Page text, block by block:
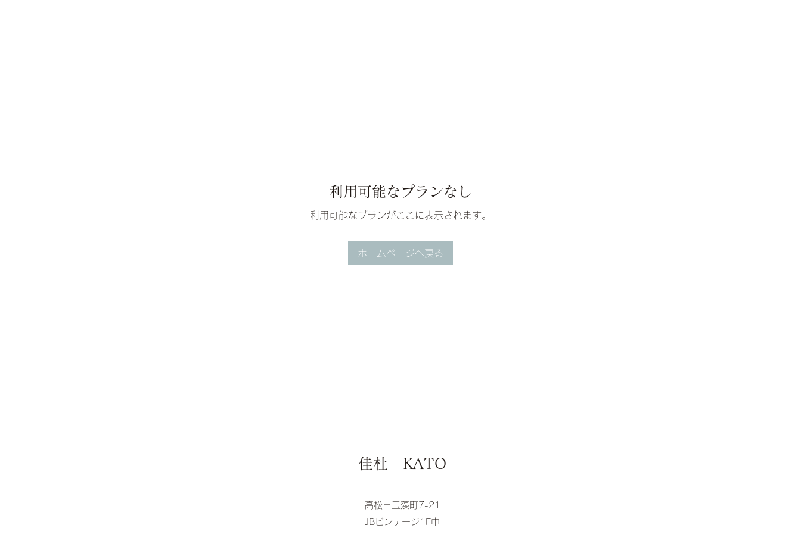
利用可能なプランなし
利用可能なプランがここに表示されます。
ホームページへ戻る
佳杜 KATO
高松市玉藻町7-21
JBビンテージ1F​中